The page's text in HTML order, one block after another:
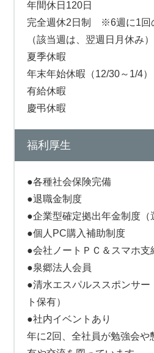
年間休日120日
完全週休2日制 ※6週に1回
（該当週は、翌週日月休み）
夏季休暇
年末年始休暇（12/30～1/4）
有給休暇
慶弔休暇
福利厚生
●各種社会保険完備
●退職金制度
●企業型確定拠出年金制度（
●個人PC購入補助制度
●会社ノートＰＣ＆スマホ支
●泉郷法人会員
●清水エスパルススポンサー
ト保有）
●社内イベントあり
年に2回、全社員が勉強会や